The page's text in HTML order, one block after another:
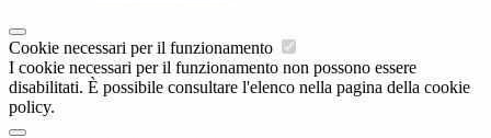
Cookie necessari per il funzionamento
I cookie necessari per il funzionamento non possono essere
disabilitati. È possibile consultare l'elenco nella pagina della cookie
policy.